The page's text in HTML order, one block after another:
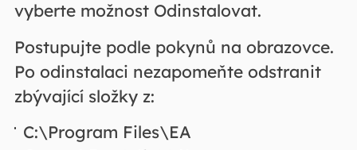
vyberte možnost Odinstalovat.
Postupujte podle pokynů na obrazovce.
Po odinstalaci nezapomeňte odstranit
zbývající složky z:
C:\Program Files\EA